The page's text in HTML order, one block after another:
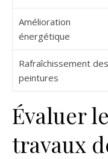
Amélioration
énergétique
Rafraîchissement des
peintures
Évaluer
travaux